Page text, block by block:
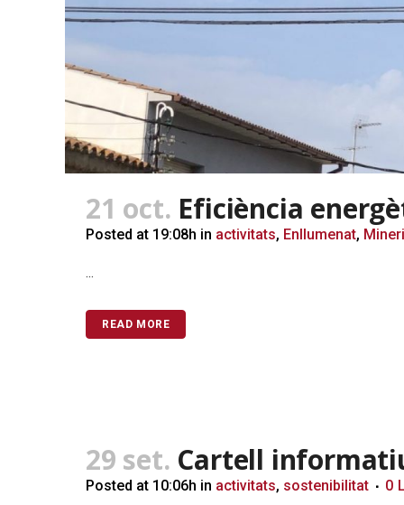
21 oct. Eficiència
Posted at 19:08h in activitats, Enllumenat,
...
READ MORE
29 set. Cartell
Posted at 10:06h in activitats, sostenibilitat 0